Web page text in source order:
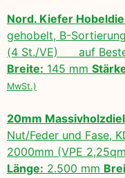
Nord. Kiefer
gehobelt, B-
(4 St./VE) auf
Breite: 145 mm
MwSt.)
20mm
Nut/Feder und Fase,
2000mm (VPE
Länge: 2.500 mm